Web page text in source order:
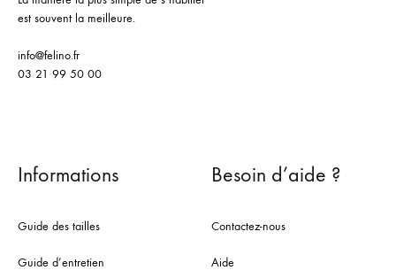
est souvent la meilleure.
info@felino.fr
03 21 99 50 00
Informations
Guide des tailles
Guide d’entretien
Besoin d’aide ?
Contactez-nous
Aide